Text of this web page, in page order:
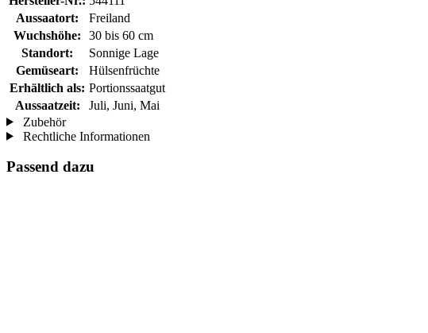
Aussaatort:
Freiland
Wuchshöhe:
30 bis 60 cm
Standort:
Sonnige Lage
Gemüseart:
Hülsenfrüchte
Erhältlich als: Portionssaatgut
Aussaatzeit:
Juli, Juni, Mai
Zubehör
Rechtliche Informationen
Passend dazu